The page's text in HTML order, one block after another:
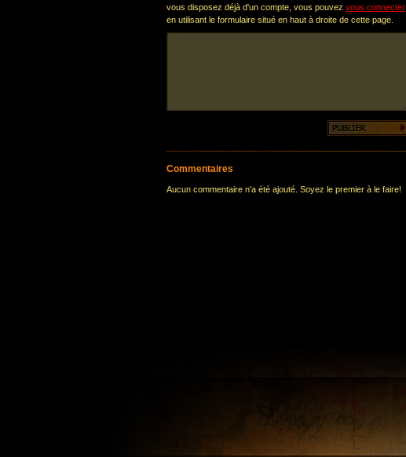
vous disposez déjà d'un compte, vous pouvez vous connecter
en utilisant le formulaire situé en haut à droite de cette page.
Commentaires
Aucun commentaire n'a été ajouté. Soyez le premier à le faire!